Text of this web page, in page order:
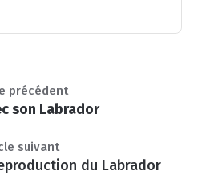
son Labrador
précédent
du Labrador
suivant